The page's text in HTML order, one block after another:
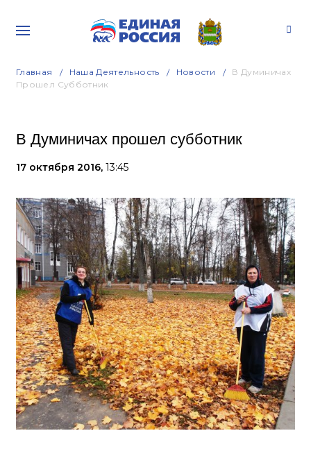
Главная Наша Деятельность Новости
В Думиничах
Прошел Субботник
В Думиничах прошел субботник
17 октября 2016, 13:45